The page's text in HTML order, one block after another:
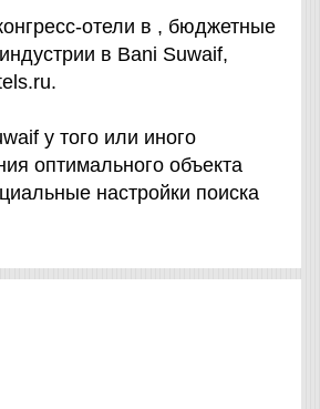
отели в , бюджетные
в Bani Suwaif,
у того или иного
оптимального объекта
настройки поиска